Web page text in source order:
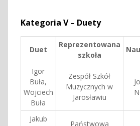
Kategoria V – Duety
Duet
Reprezentowana
szkoła
Igor
Buła,
Wojciech
Buła
Zespół Szkół
Muzycznych w
Jarosławiu
Jakub
Państwowa